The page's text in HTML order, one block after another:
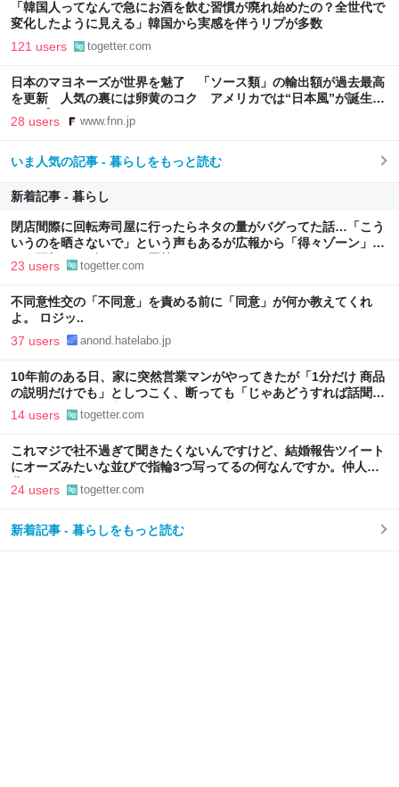
「韓国人ってなんで急にお酒を飲む習慣が廃れ始めたの？全世代で
変化したように見える」韓国から実感を伴うリプが多数
121 users togetter.com
日本のマヨネーズが世界を魅了 「ソース類」の輸出額が過去最高
を更新 人気の裏には卵黄のコク アメリカでは“日本風”が誕生｜
FNNプライムオンライン
28 users www.fnn.jp
いま人気の記事 - 暮らしをもっと読む
新着記事 - 暮らし
閉店間際に回転寿司屋に行ったらネタの量がバグってた話…「こう
いうのを晒さないで」という声もあるが広報から「得々ゾーン」と
いう正規サービスだとの回答も
23 users togetter.com
不同意性交の「不同意」を責める前に「同意」が何か教えてくれ
よ。 ロジッ..
37 users anond.hatelabo.jp
10年前のある日、家に突然営業マンがやってきたが「1分だけ 商品
の説明だけでも」としつこく、断っても「じゃあどうすれば話聞い
てくれますか」と言われたので、ある方法で解決することに
14 users togetter.com
これマジで社不過ぎて聞きたくないんですけど、結婚報告ツイート
にオーズみたいな並びで指輪3つ写ってるの何なんですか。仲人の
分？
24 users togetter.com
新着記事 - 暮らしをもっと読む